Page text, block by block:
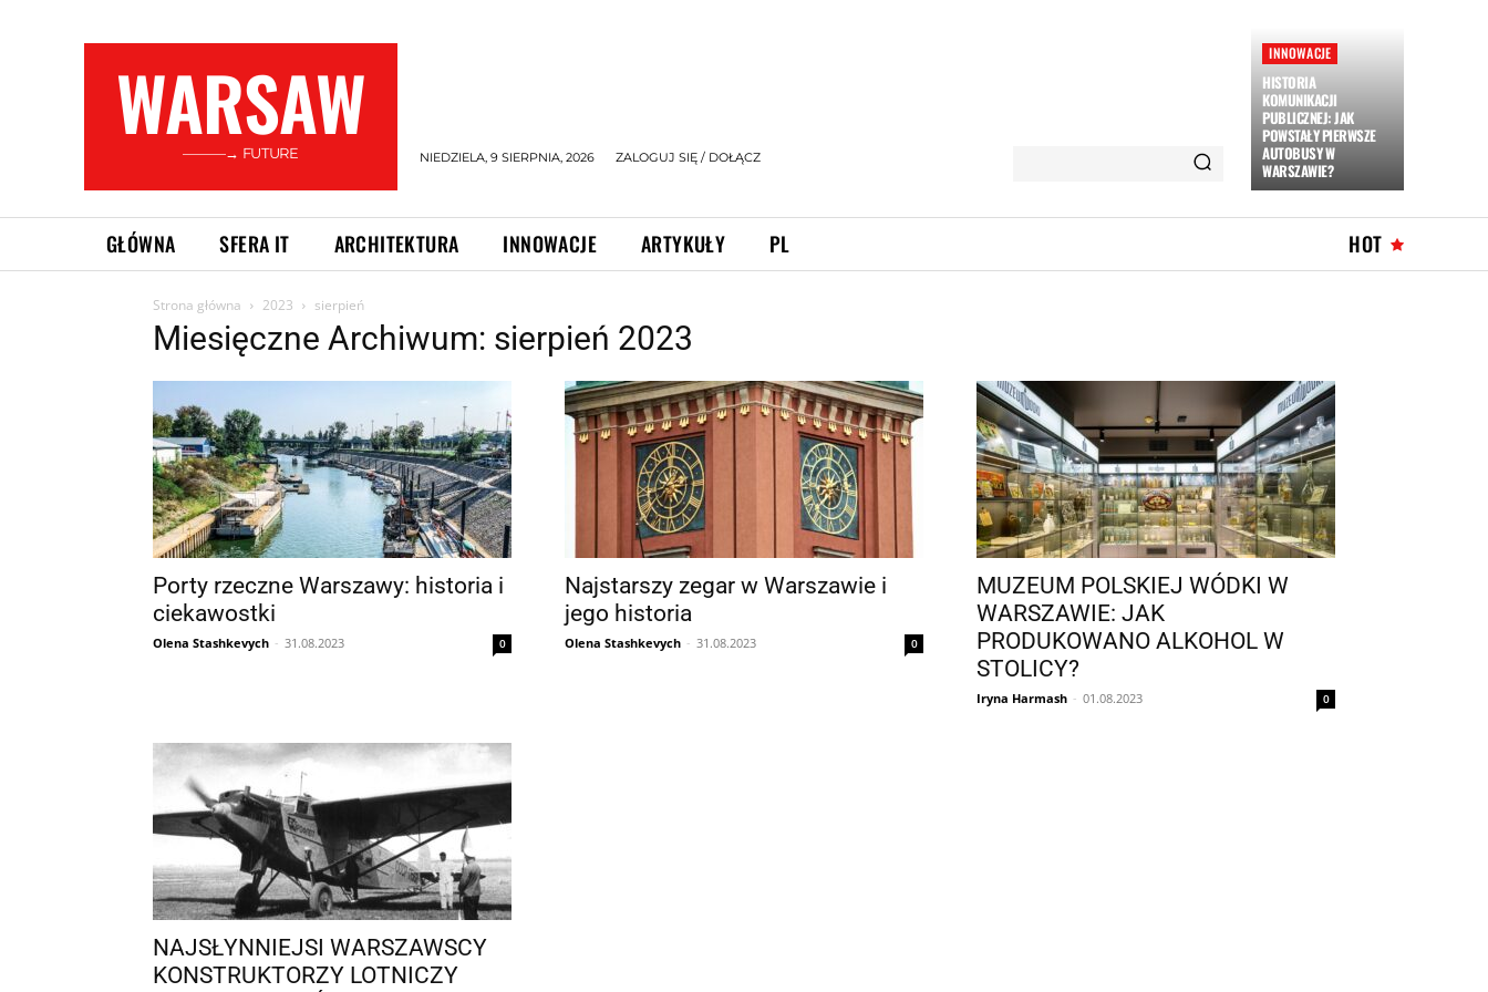
WARSAW
———→ FUTURE NIEDZIELA, 9 SIERPNIA, 2026 ZALOGUJ SIĘ / DOŁĄCZ
INNOWACJE
HISTORIA
KOMUNIKACJI
PUBLICZNEJ: JAK
POWSTAŁY PIERWSZE
AUTOBUSY W
WARSZAWIE?
GŁÓWNA SFERA IT ARCHITEKTURA INNOWACJE ARTYKUŁY PL HOT
Strona główna 2023 sierpień
Miesięczne Archiwum: sierpień 2023
Porty rzeczne Warszawy: historia i
ciekawostki
Olena Stashkevych - 31.08.2023 0
Najstarszy zegar w Warszawie i
jego historia
Olena Stashkevych - 31.08.2023 0
MUZEUM POLSKIEJ WÓDKI W
WARSZAWIE: JAK
PRODUKOWANO ALKOHOL W
STOLICY?
Iryna Harmash - 01.08.2023 0
NAJSŁYNNIEJSI WARSZAWSCY
KONSTRUKTORZY LOTNICZY